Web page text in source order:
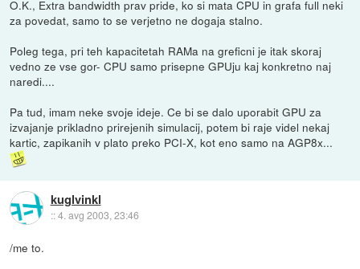
O.K., Extra bandwidth prav pride, ko si mata CPU in grafa full neki
za povedat, samo to se verjetno ne dogaja stalno.
Poleg tega, pri teh kapacitetah RAMa na greficni je itak skoraj
vedno ze vse gor- CPU samo prisepne GPUju kaj konkretno naj
naredi....
Pa tud, imam neke svoje ideje. Ce bi se dalo uporabit GPU za
izvajanje prikladno prirejenih simulacij, potem bi raje videl nekaj
kartic, zapikanih v plato preko PCI-X, kot eno samo na AGP8x...
kuglvinkl
::4. avg 2003, 23:46
/me to.